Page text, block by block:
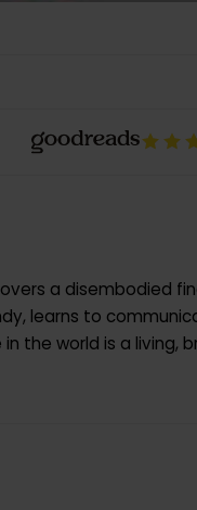
a disembodied
learns to
the world is a